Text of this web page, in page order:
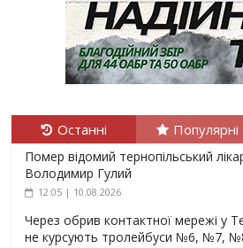
Останні Популярні
Помер відомий тернопільський
Володимир Гулий
12:05 | 10.08.2026
Через обрив контактної мережі у
не курсують тролейбуси №6, №7,